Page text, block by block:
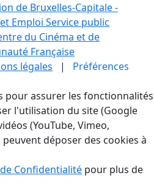
de Bruxelles-Capitale -
Emploi Service public
du Cinéma et de
Française
légales | Préférences
pour assurer les fonctionnalités
l'utilisation du site (Google
(YouTube, Vimeo,
déposer des cookies à
Confidentialité pour plus de